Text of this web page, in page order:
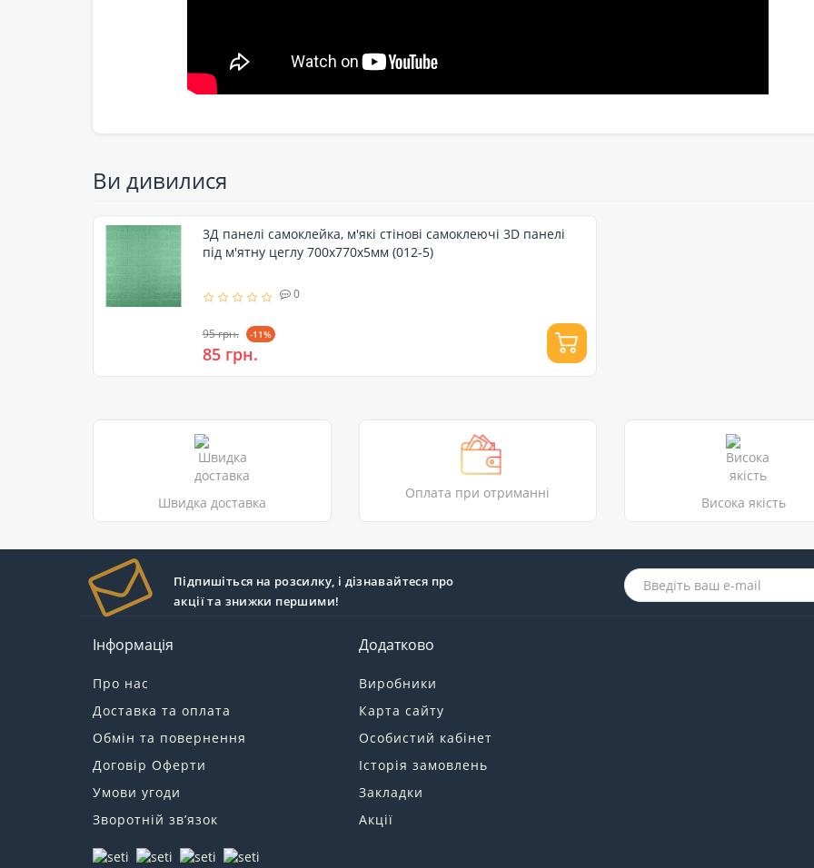
Ви дивилися
3Д панелі самоклейка, м'які стінові самоклеючі 3D панелі
під м'ятну цеглу 700x770x5мм (012-5)
0
95 грн. -11%
85 грн.
Швидка доставка
Оплата при отриманні
Висока якість
Підпишіться на розсилку, і дізнавайтеся про
акції та знижки першими!
Інформація
Про нас
Доставка та оплата
Обмін та повернення
Договір Оферти
Умови угоди
Зворотній зв’язок
Додатково
Виробники
Карта сайту
Особистий кабінет
Історія замовлень
Закладки
Акції